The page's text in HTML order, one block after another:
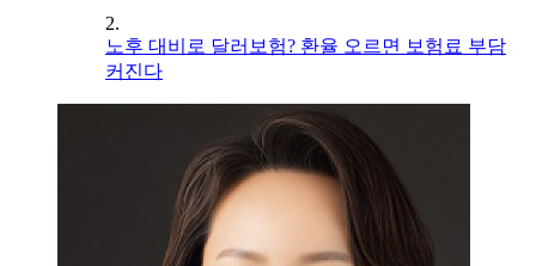
2.
노후 대비로 달러보험? 환율 오르면 보험료 부담
커진다